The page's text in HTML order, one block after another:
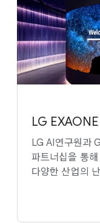
LG EXAONE
LG AI연구원과
파트너십을 통
다양한 산업의